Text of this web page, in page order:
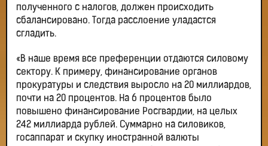
полученного с налогов, должен происходить
сбалансировано. Тогда расслоение уладастся
сгладить.
«В наше время все преференции отдаются силовому
сектору. К примеру, финансирование органов
прокуратуры и следствия выросло на 20 миллиардов,
почти на 20 процентов. На 6 процентов было
повышено финансирование Росгвардии, на целых
242 миллиарда рублей. Суммарно на силовиков,
госаппарат и скупку иностранной валюты